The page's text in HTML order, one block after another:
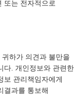
또는 전자적으로
하가 의견과 불만을
다. 개인정보와 관련한
보 관리책임자에게
결과를 통보해